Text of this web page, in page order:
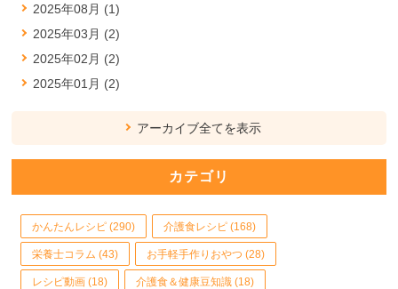
2025年08月 (1)
2025年03月 (2)
2025年02月 (2)
2025年01月 (2)
アーカイブ全てを表示
カテゴリ
かんたんレシピ (290) 介護食レシピ (168)
栄養士コラム (43) お手軽手作りおやつ (28)
レシピ動画 (18) 介護食＆健康豆知識 (18)